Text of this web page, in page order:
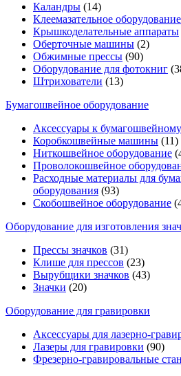
Каландры (14)
Клеемазательное оборудование
Крышкоделательные аппараты
Оберточные машины (2)
Обжимные прессы (90)
Оборудование для фотокниг
Штрихователи (13)
Бумагошвейное оборудование
Аксессуары к
Коробкошвейные машины (11)
Ниткошвейное оборудование
Проволокошвейное
Расходные материалы для
оборудования (93)
Скобошвейное оборудование
Оборудование для изготовления
Прессы значков (31)
Клише для прессов (23)
Вырубщики значков (43)
Значки (20)
Оборудование для гравировки
Аксессуары для лазерно-
Лазеры для гравировки (90)
Фрезерно-гравировальные